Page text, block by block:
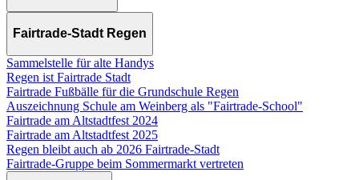
Fairtrade-Stadt Regen
Sammelstelle für alte Handys
Regen ist Fairtrade Stadt
Fairtrade Fußbälle für die Grundschule Regen
Auszeichnung Schule am Weinberg als "Fairtrade-School"
Fairtrade am Altstadtfest 2024
Fairtrade am Altstadtfest 2025
Regen bleibt auch ab 2026 Fairtrade-Stadt
Fairtrade-Gruppe beim Sommermarkt vertreten